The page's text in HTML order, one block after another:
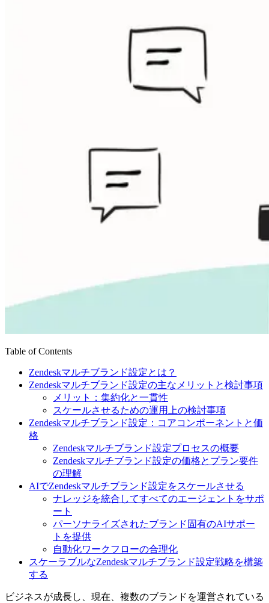
Table of Contents
Zendeskマルチブランド設定とは？
Zendeskマルチブランド設定の主なメリットと検討事項
メリット：集約化と一貫性
スケールさせるための運用上の検討事項
Zendeskマルチブランド設定：コアコンポーネントと価
格
Zendeskマルチブランド設定プロセスの概要
Zendeskマルチブランド設定の価格とプラン要件
の理解
AIでZendeskマルチブランド設定をスケールさせる
ナレッジを統合してすべてのエージェントをサポ
ート
パーソナライズされたブランド固有のAIサポー
トを提供
自動化ワークフローの合理化
スケーラブルなZendeskマルチブランド設定戦略を構築
する
ビジネスが成長し、現在、複数のブランドを運営されている